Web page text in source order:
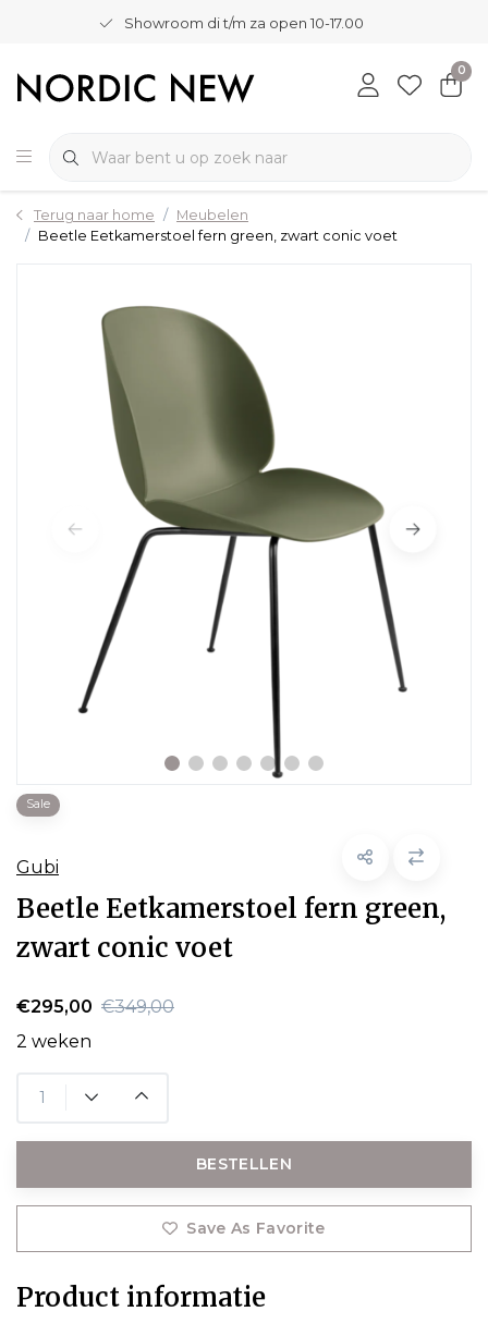
Showroom di t/m za open 10-17.00
0
Terug naar home
Meubelen
Beetle Eetkamerstoel fern green, zwart conic voet
Sale
Gubi
Beetle Eetkamerstoel fern green,
zwart conic voet
€295,00 €349,00
2 weken
BESTELLEN
Save As Favorite
Product informatie